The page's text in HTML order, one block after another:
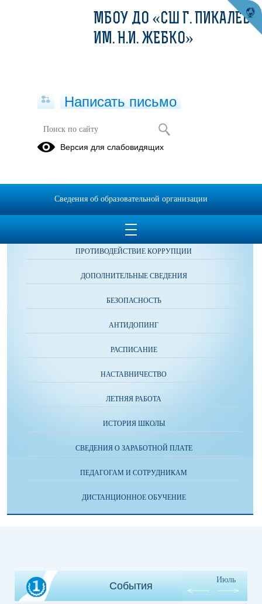
Методические материалы
ОБРАЩЕНИЯ ГРАЖДАН
ПРОТИВОДЕЙСТВИЕ КОРРУПЦИИ
ДОПОЛНИТЕЛЬНЫЕ СВЕДЕНИЯ
БЕЗОПАСНОСТЬ
АНТИДОПИНГ
РАСПИСАНИЕ
НАСТАВНИЧЕСТВО
ЛЕТНЯЯ РАБОТА
ИСТОРИЯ ШКОЛЫ
СВЕДЕНИЯ О ЗАРАБОТНОЙ ПЛАТЕ
ПЕДАГОГАМ И СОТРУДНИКАМ
ДИСТАНЦИОННОЕ ОБУЧЕНИЕ
События
Июль
МБОУ ДО «СШ Г. ПИКАЛЕВО
ИМ. Н.И. ЖЕБКО»
Написать письмо
Версия для слабовидящих
Сведения об образовательной организации